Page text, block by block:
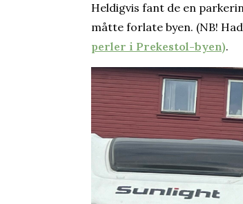
Heldigvis fant de en
måtte forlate byen. (NB!
perler i Prekestol-byen).